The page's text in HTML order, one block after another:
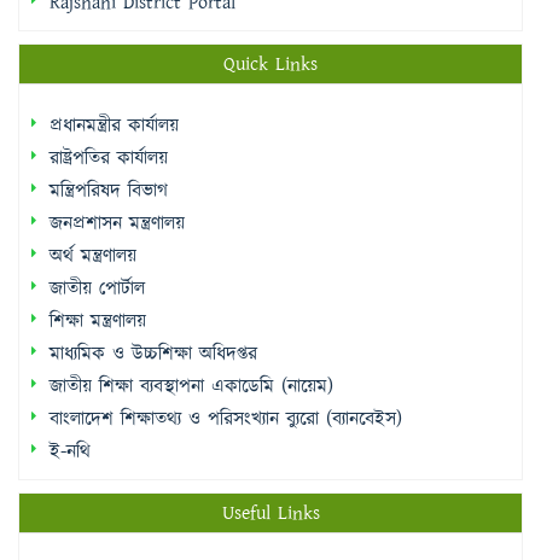
Quick Links
প্রধানমন্ত্রীর কার্যালয়
রাষ্ট্রপতির কার্যালয়
মন্ত্রিপরিষদ বিভাগ
জনপ্রশাসন মন্ত্রণালয়
অর্থ মন্ত্রণালয়
জাতীয় পোর্টাল
শিক্ষা মন্ত্রণালয়
মাধ্যমিক ও উচ্চশিক্ষা অধিদপ্তর
জাতীয় শিক্ষা ব্যবস্থাপনা একাডেমি (নায়েম)
বাংলাদেশ শিক্ষাতথ্য ও পরিসংখ্যান ব্যুরো (ব্যানবেইস)
ই-নথি
Useful Links